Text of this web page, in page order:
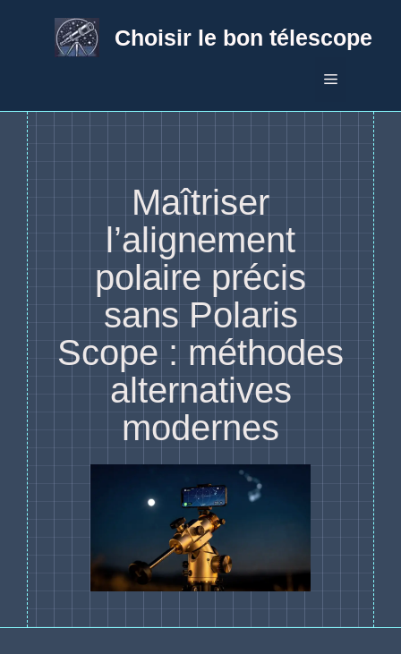
Choisir le bon télescope
Menu
Maîtriser
l’alignement
polaire précis
sans Polaris
Scope : méthodes
alternatives
modernes